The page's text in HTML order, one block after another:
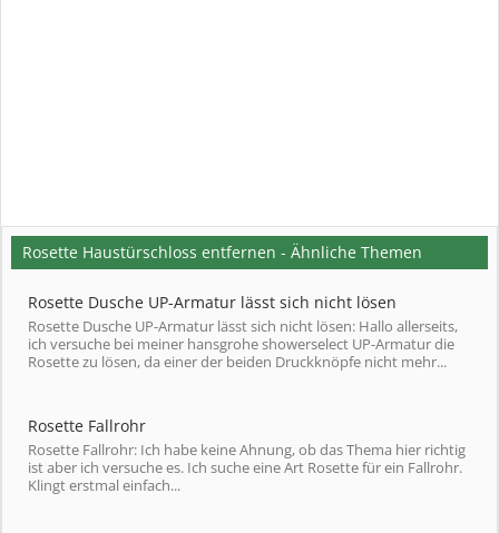
Rosette Haustürschloss entfernen - Ähnliche Themen
Rosette Dusche UP-Armatur lässt sich nicht lösen
Rosette Dusche UP-Armatur lässt sich nicht lösen: Hallo allerseits,
ich versuche bei meiner hansgrohe showerselect UP-Armatur die
Rosette zu lösen, da einer der beiden Druckknöpfe nicht mehr...
Rosette Fallrohr
Rosette Fallrohr: Ich habe keine Ahnung, ob das Thema hier richtig
ist aber ich versuche es. Ich suche eine Art Rosette für ein Fallrohr.
Klingt erstmal einfach...